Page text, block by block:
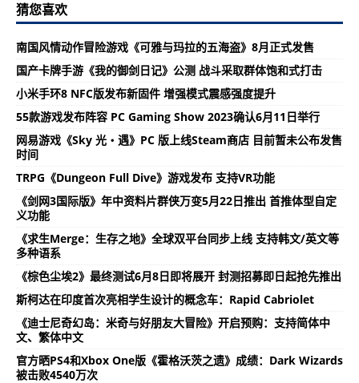
猜您喜欢
南国风情动作冒险游戏《可雅与玛拉的五海盗》8月正式发售
国产卡牌手游《我的御剑日记》公测 战斗采取群体饱和式打击
小米手环8 NFC版发布新固件 增强模式震感强度提升
55款游戏发布阵容 PC Gaming Show 2023确认6月11日举行
网易游戏《Sky 光・遇》PC 版上线Steam商店 目前暂未公布发售
时间
TRPG《Dungeon Full Dive》游戏发布 支持VR功能
《剑网3国际版》年中资料片群侠万变5月22日推出 首推体型自定
义功能
《求生Merge：生存之地》全球双平台同步上线 支持韩文/英文等
多种语系
《棕色尘埃2》最终测试6月8日即将展开 封测招募即日起抢先推出
斯柯达在印度首次亮相学生设计的概念车：Rapid Cabriolet
《迪士尼奇幻岛：米奇与好朋友大冒险》开启预购：支持简体中
文、繁体中文
官方晒PS4和Xbox One版《霍格沃茨之遗》成绩：Dark Wizards
被击败4540万次